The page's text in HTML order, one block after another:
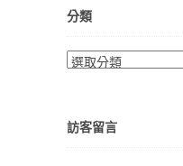
分類
分
訪客留言